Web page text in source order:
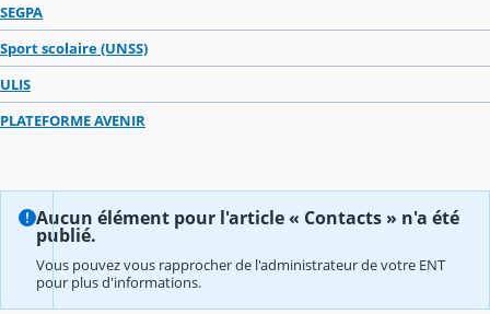
SEGPA
Sport scolaire (UNSS)
ULIS
PLATEFORME AVENIR
Aucun élément pour l'article « Contacts » n'a été
publié.
Vous pouvez vous rapprocher de l'administrateur de votre ENT
pour plus d'informations.